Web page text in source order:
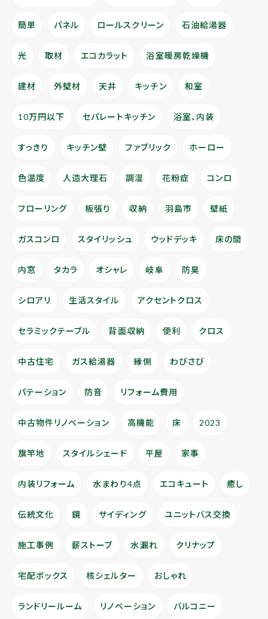
簡単 パネル ロールスクリーン 石油給湯器
光 取材 エコカラット 浴室暖房乾燥機
建材 外壁材 天井 キッチン 和室
10万円以下 セパレートキッチン 浴室、内装
すっきり キッチン壁 ファブリック ホーロー
色温度 人造大理石 調湿 花粉症 コンロ
フローリング 板張り 収納 羽島市 壁紙
ガスコンロ スタイリッシュ ウッドデッキ 床の間
内窓 タカラ オシャレ 岐阜 防臭
シロアリ 生活スタイル アクセントクロス
セラミックテーブル 背面収納 便利 クロス
中古住宅 ガス給湯器 縁側 わびさび
パテーション 防音 リフォーム費用
中古物件リノベーション 高機能 床 2023
旗竿地 スタイルシェード 平屋 家事
内装リフォーム 水まわり4点 エコキュート 癒し
伝統文化 鏡 サイディング ユニットバス交換
施工事例 薪ストーブ 水漏れ クリナップ
宅配ボックス 核シェルター おしゃれ
ランドリールーム リノベーション バルコニー